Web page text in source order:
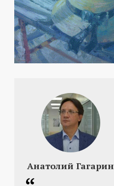
Анатолий Гагарин